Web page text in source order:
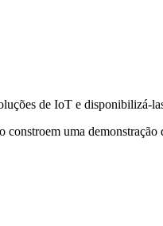
de IoT e disponibilizá-
uma